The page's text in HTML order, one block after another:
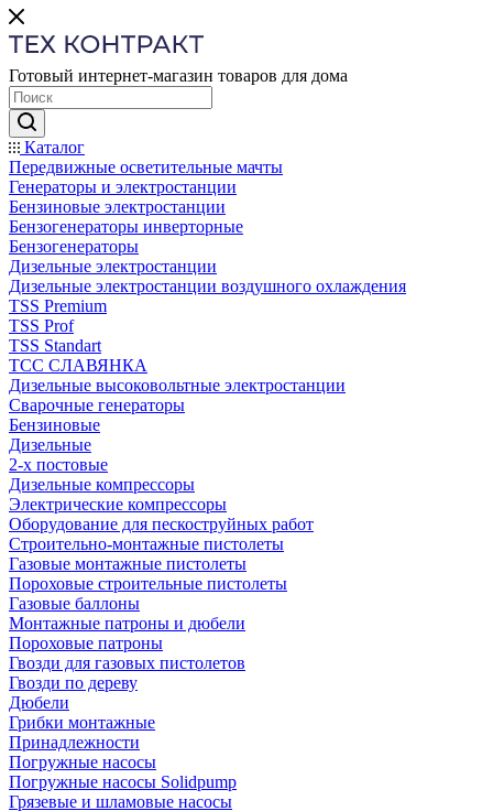
Готовый интернет-магазин товаров для дома
Каталог
Передвижные осветительные мачты
Генераторы и электростанции
Бензиновые электростанции
Бензогенераторы инверторные
Бензогенераторы
Дизельные электростанции
Дизельные электростанции воздушного охлаждения
TSS Premium
TSS Prof
TSS Standart
ТСС СЛАВЯНКА
Дизельные высоковольтные электростанции
Сварочные генераторы
Бензиновые
Дизельные
2-х постовые
Дизельные компрессоры
Электрические компрессоры
Оборудование для пескоструйных работ
Строительно-монтажные пистолеты
Газовые монтажные пистолеты
Пороховые строительные пистолеты
Газовые баллоны
Монтажные патроны и дюбели
Пороховые патроны
Гвозди для газовых пистолетов
Гвозди по дереву
Дюбели
Грибки монтажные
Принадлежности
Погружные насосы
Погружные насосы Solidpump
Грязевые и шламовые насосы